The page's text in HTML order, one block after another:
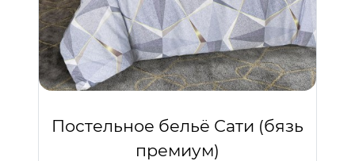
Постельное бельё Сати (бязь
премиум)